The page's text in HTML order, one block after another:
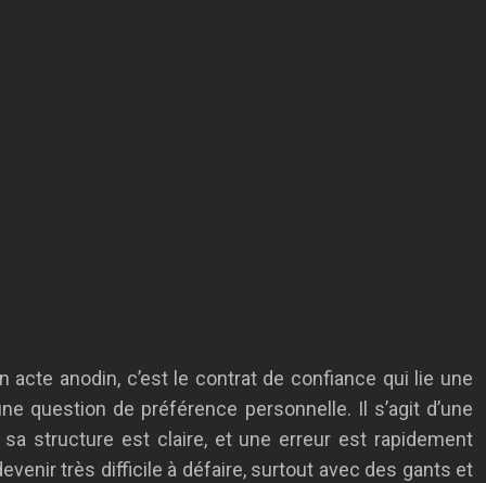
acte anodin, c’est le contrat de confiance qui lie une
question de préférence personnelle. Il s’agit d’une
structure est claire, et une erreur est rapidement
très difficile à défaire, surtout avec des gants et